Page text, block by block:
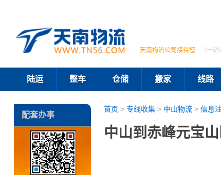
天南物流公司接待您 （一
陆运 整车 仓储 搬家 线路
首页 > 专线收集> 中山物流> 信息
中山到赤峰元宝
配套办事